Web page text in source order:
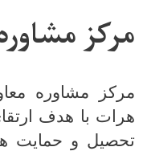
مرکز
مرکز مشاوره
هرات با هدف
تحصیل و حمایت